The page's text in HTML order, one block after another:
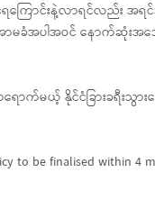
ေကြောင်းနဲ့လာရင်လည်း
းအာမခံအပါအဝင် နောက်
က်မယ့် နိုင်ငံခြားခရီးသွား
to be finalised within 4